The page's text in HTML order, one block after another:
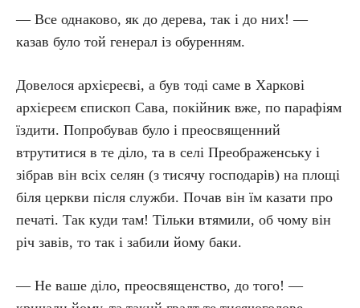
— Все однаково, як до дерева, так і до них! —
казав було той генерал із обуренням.
Довелося архієреєві, а був тоді саме в Харкові
архієреєм єпископ Сава, покійник вже, по парафіям
їздити. Попробував було і преосвященний
втрутитися в те діло, та в селі Преображенську і
зібрав він всіх селян (з тисячу господарів) на площі
біля церкви після служби. Почав він їм казати про
печаті. Так куди там! Тільки втямили, об чому він
річ завів, то так і забили йому баки.
— Не ваше діло, преосвященство, до того! —